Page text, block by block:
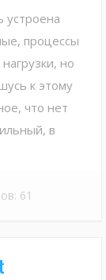
устроена
процессы
но
к этому
что нет
в
61